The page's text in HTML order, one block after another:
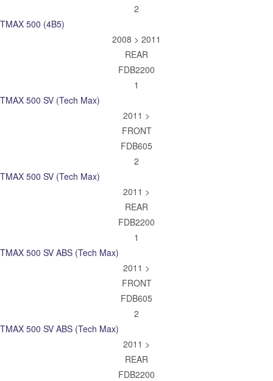
2
TMAX 500 (4B5)
2008 > 2011
REAR
FDB2200
1
TMAX 500 SV (Tech Max)
2011 >
FRONT
FDB605
2
TMAX 500 SV (Tech Max)
2011 >
REAR
FDB2200
1
TMAX 500 SV ABS (Tech Max)
2011 >
FRONT
FDB605
2
TMAX 500 SV ABS (Tech Max)
2011 >
REAR
FDB2200